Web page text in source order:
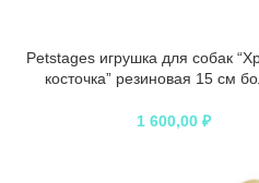
Petstages игрушка для собак
косточка” резиновая 15 см
1 600,00₽